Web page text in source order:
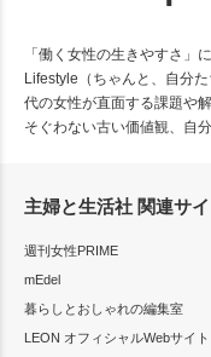
「働く女性の生きやすさ」
Lifestyle（ちゃんと、自分
代の女性が直面する課題や
そぐわない古い価値観、自
主婦と生活社 関連サイ
週刊女性PRIME
mEdel
暮らしとおしゃれの編集室
LEON オフィシャルWebサイト